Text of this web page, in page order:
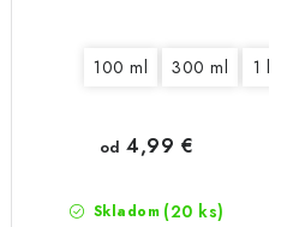
100 ml 300 ml 1 l
Skladom (20 ks)
od 4,99 €